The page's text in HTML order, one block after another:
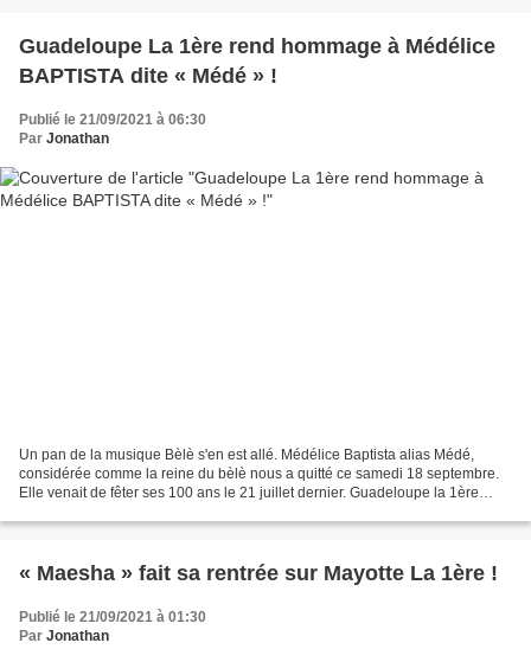
Guadeloupe La 1ère rend hommage à Médélice
BAPTISTA dite « Médé » !
Publié le 21/09/2021 à 06:30
Par Jonathan
Un pan de la musique Bèlè s'en est allé. Médélice Baptista alias Médé,
considérée comme la reine du bèlè nous a quitté ce samedi 18 septembre.
Elle venait de fêter ses 100 ans le 21 juillet dernier. Guadeloupe la 1ère
« Maesha » fait sa rentrée sur Mayotte La 1ère !
Publié le 21/09/2021 à 01:30
Par Jonathan